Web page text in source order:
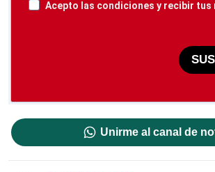
Acepto las condiciones y recibir tus
Unirme al canal de